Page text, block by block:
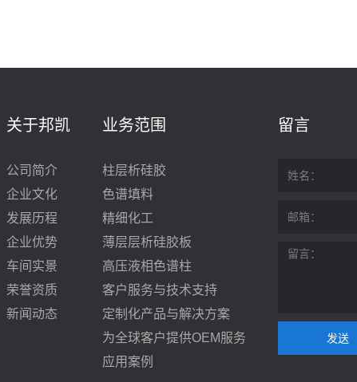
关于邦凯
公司简介
企业文化
发展历程
企业优势
车间实景
荣誉资质
新闻动态
业务范围
柱层析硅胶
色谱填料
精细化工
薄层层析硅胶板
高压液相色谱柱
客户服务与技术支持
定制化产品与解决方案
为全球客户提供OEM服务
应用案例
留言
发送